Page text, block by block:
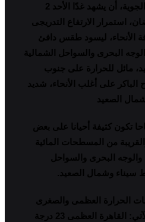
تتوقع الهيئة العامة للأرصاد الجوية، أن يشهد غدًا الأحد 2
الموافق 2 رمضان، استمرار الارتفاع التدريجى
الأنحاء، ليسود طقس دافئ
البحرى والسواحل الشمالية
مائل للحرارة على جنوب
الباكر على أغلب الأنحاء، شديد
الصعيد
تكون كثيفة أحيانا على بعض
من المسطحات المائية
والوجه البحرى والسواحل
سيناء وشمال الصعيد .
الحرارة العظمى والصغرى
المتوقعة، غدًا، على النحو الآتي: القاهرة العظمى 23 درجة